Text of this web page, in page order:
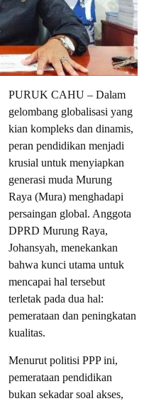
PURUK CAHU – Dalam
gelombang globalisasi yang
kian kompleks dan dinamis,
peran pendidikan menjadi
krusial untuk menyiapkan
generasi muda Murung
Raya (Mura) menghadapi
persaingan global. Anggota
DPRD Murung Raya,
Johansyah, menekankan
bahwa kunci utama untuk
mencapai hal tersebut
terletak pada dua hal:
pemerataan dan peningkatan
kualitas.
Menurut politisi PPP ini,
pemerataan pendidikan
bukan sekadar soal akses,